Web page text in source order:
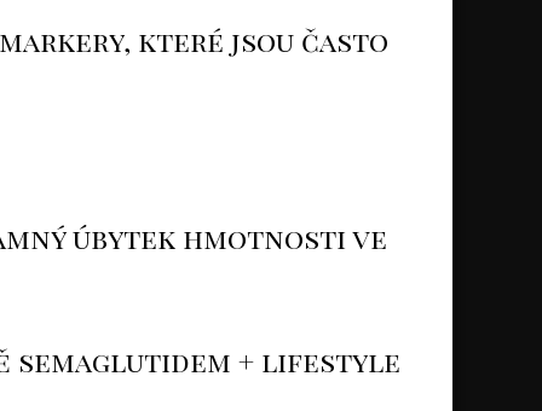
které jsou často
úbytek hmotnosti ve
semaglutidem + lifestyle